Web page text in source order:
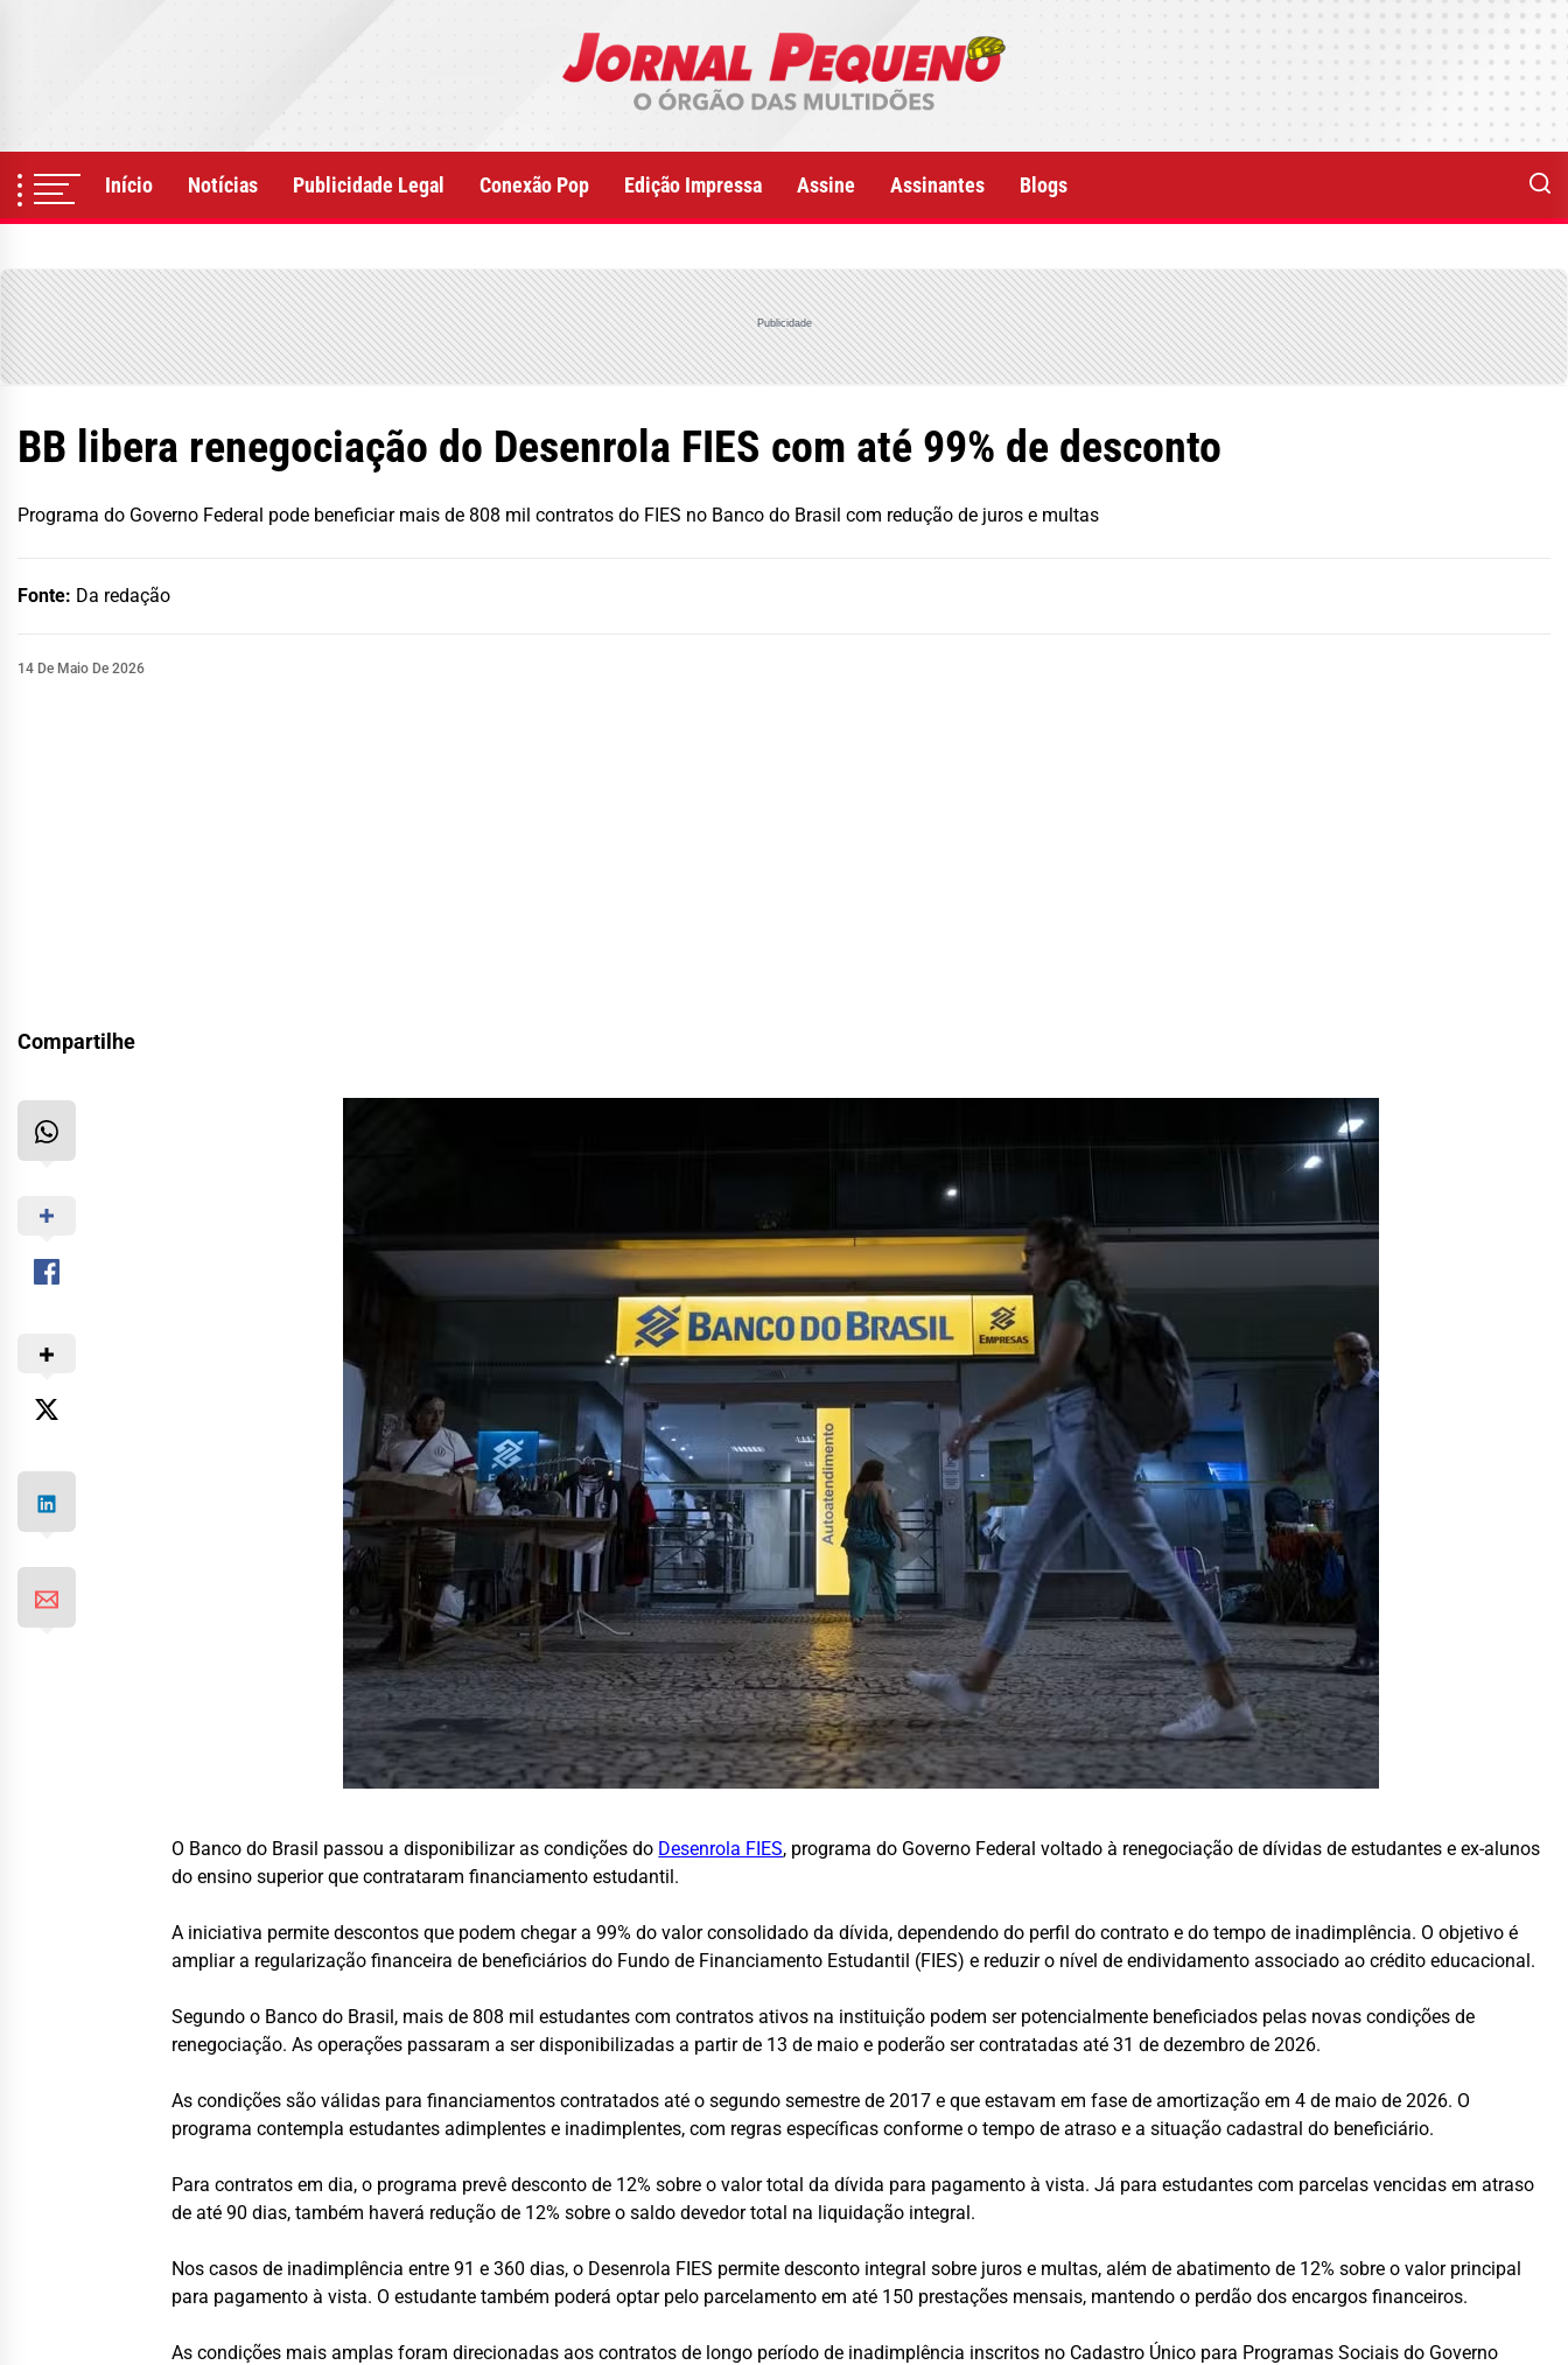
Início Notícias Publicidade Legal Conexão Pop Edição Impressa Assine Assinantes Blogs
Publicidade
BB libera renegociação do Desenrola FIES com até 99% de desconto
Programa do Governo Federal pode beneficiar mais de 808 mil contratos do FIES no Banco do Brasil com redução de juros e multas
Fonte: Da redação
14 De Maio De 2026
Compartilhe
O Banco do Brasil passou a disponibilizar as condições do Desenrola FIES, programa do Governo Federal voltado à renegociação de dívidas de estudantes e ex-alunos
do ensino superior que contrataram financiamento estudantil.
A iniciativa permite descontos que podem chegar a 99% do valor consolidado da dívida, dependendo do perfil do contrato e do tempo de inadimplência. O objetivo é
ampliar a regularização financeira de beneficiários do Fundo de Financiamento Estudantil (FIES) e reduzir o nível de endividamento associado ao crédito educacional.
Segundo o Banco do Brasil, mais de 808 mil estudantes com contratos ativos na instituição podem ser potencialmente beneficiados pelas novas condições de
renegociação. As operações passaram a ser disponibilizadas a partir de 13 de maio e poderão ser contratadas até 31 de dezembro de 2026.
As condições são válidas para financiamentos contratados até o segundo semestre de 2017 e que estavam em fase de amortização em 4 de maio de 2026. O
programa contempla estudantes adimplentes e inadimplentes, com regras específicas conforme o tempo de atraso e a situação cadastral do beneficiário.
Para contratos em dia, o programa prevê desconto de 12% sobre o valor total da dívida para pagamento à vista. Já para estudantes com parcelas vencidas em atraso
de até 90 dias, também haverá redução de 12% sobre o saldo devedor total na liquidação integral.
Nos casos de inadimplência entre 91 e 360 dias, o Desenrola FIES permite desconto integral sobre juros e multas, além de abatimento de 12% sobre o valor principal
para pagamento à vista. O estudante também poderá optar pelo parcelamento em até 150 prestações mensais, mantendo o perdão dos encargos financeiros.
As condições mais amplas foram direcionadas aos contratos de longo período de inadimplência inscritos no Cadastro Único para Programas Sociais do Governo